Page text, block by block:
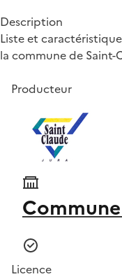
Description
Liste et
la commune de Saint-
Producteur
Licence